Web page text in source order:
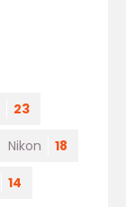
23
Nikon 18
14